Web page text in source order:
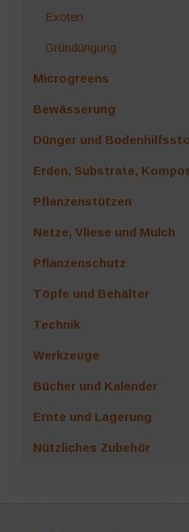
Exoten
Gründüngung
Microgreens
Bewässerung
Dünger und
Erden, Substrate,
Pflanzenstützen
Netze, Vliese und Mulch
Pflanzenschutz
Töpfe und Behälter
Technik
Werkzeuge
Bücher und Kalender
Ernte und Lagerung
Nützliches Zubehör